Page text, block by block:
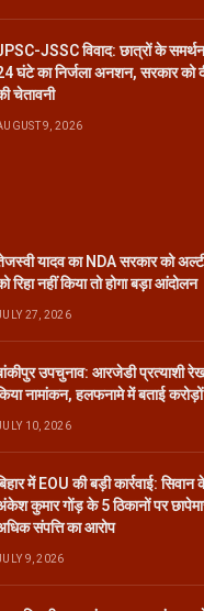
JSSC विवाद: छात्रों के
घंटे का निर्जला अनशन, सरकार
चेतावनी
9, 2026
यादव का NDA सरकार को
रिहा नहीं किया तो होगा बड़ा आंदोलन
27, 2026
उपचुनाव: आरजेडी प्रत्याशी
नामांकन, हलफनामे में बताई करोड़ों
10, 2026
में EOU की बड़ी कार्रवाई: सिवान
कुमार गोंड़ के 5 ठिकानों पर
संपत्ति का आरोप
9, 2026